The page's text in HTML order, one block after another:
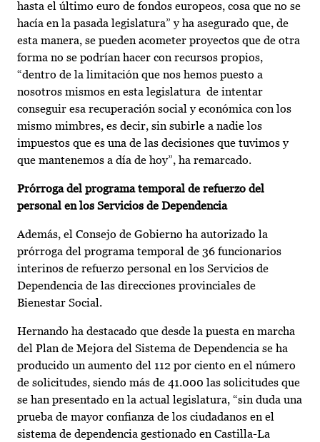
hasta el último euro de fondos europeos, cosa que no se
hacía en la pasada legislatura” y ha asegurado que, de
esta manera, se pueden acometer proyectos que de otra
forma no se podrían hacer con recursos propios,
“dentro de la limitación que nos hemos puesto a
nosotros mismos en esta legislatura de intentar
conseguir esa recuperación social y económica con los
mismo mimbres, es decir, sin subirle a nadie los
impuestos que es una de las decisiones que tuvimos y
que mantenemos a día de hoy”, ha remarcado.
Prórroga del programa temporal de refuerzo del
personal en los Servicios de Dependencia
Además, el Consejo de Gobierno ha autorizado la
prórroga del programa temporal de 36 funcionarios
interinos de refuerzo personal en los Servicios de
Dependencia de las direcciones provinciales de
Bienestar Social.
Hernando ha destacado que desde la puesta en marcha
del Plan de Mejora del Sistema de Dependencia se ha
producido un aumento del 112 por ciento en el número
de solicitudes, siendo más de 41.000 las solicitudes que
se han presentado en la actual legislatura, “sin duda una
prueba de mayor confianza de los ciudadanos en el
sistema de dependencia gestionado en Castilla-La